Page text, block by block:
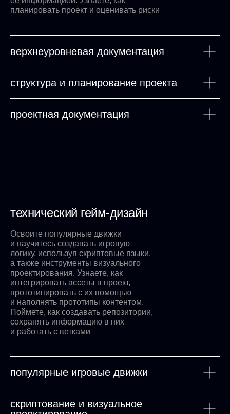
планировать проект и оценивать риски
верхнеуровневая документация
структура и планирование проекта
проектная документация
технический гейм-дизайн
Освоите популярные движки
и научитесь создавать игровую
логику, используя скриптовые языки,
а также инструменты визуального
проектирования. Узнаете, как
интегрировать ассеты в проект,
прототипировать с их помощью
и наполнять прототипы контентом.
Поймете, как создавать репозитории,
сохранять информацию в них
и работать с ветками
популярные игровые движки
скриптование и визуальное